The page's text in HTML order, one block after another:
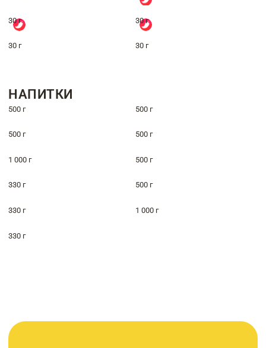
30 г 30 г
30 г 30 г
НАПИТКИ
500 г 500 г
500 г 500 г
1 000 г 500 г
330 г 500 г
330 г 1 000 г
330 г